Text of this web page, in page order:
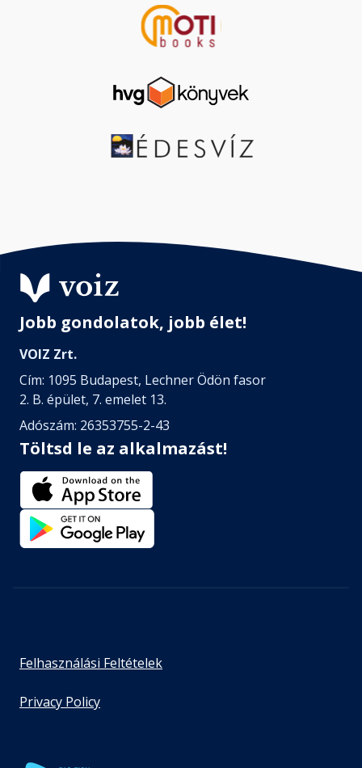
Jobb gondolatok, jobb élet!
VOIZ Zrt.
Cím: 1095 Budapest, Lechner Ödön fasor
2. B. épület, 7. emelet 13.
Adószám: 26353755-2-43
Töltsd le az alkalmazást!
Felhasználási Feltételek
Privacy Policy